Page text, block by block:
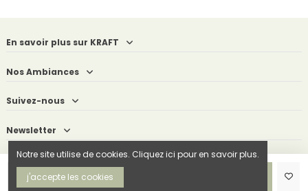
En savoir plus sur KRAFT
Nos Ambiances
Suivez-nous
Newsletter
Notre site utilise de cookies. Cliquez ici pour en savoir plus.
j'accepte les cookies